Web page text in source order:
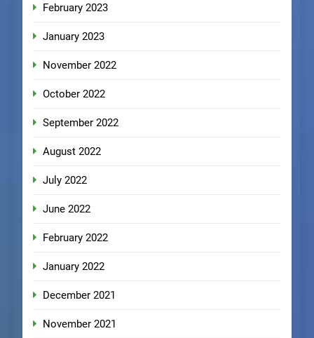
February 2023
January 2023
November 2022
October 2022
September 2022
August 2022
July 2022
June 2022
February 2022
January 2022
December 2021
November 2021